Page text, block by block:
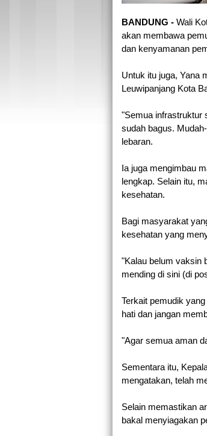
BANDUNG - Wali
akan membawa
dan kenyamanan
Untuk itu juga, Yana
Leuwipanjang Kota
"Semua infrastruktur
sudah bagus.
lebaran.
Ia juga mengimbau
lengkap. Selain itu,
kesehatan.
Bagi masyarakat
kesehatan yang
"Kalau belum vaksin
mending di sini (di
Terkait pemudik
hati dan jangan
"Agar semua aman
Sementara itu,
mengatakan, telah
Selain memastikan
bakal menyiagakan